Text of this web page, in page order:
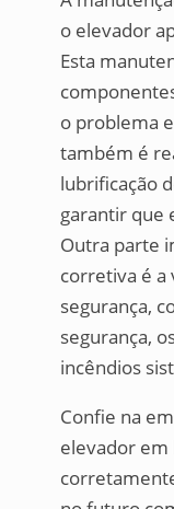
o elevador
Esta
o problema
também é
lubrificação
garantir que
Outra parte
corretiva é a
segurança,
segurança,
incêndios
Confie na
elevador